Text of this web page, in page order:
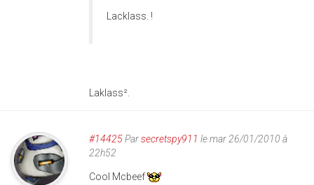
Lacklass. !
Laklass².
#14425Parsecretspy911 le mar 26/01/2010 à
22h52
Cool Mcbeef